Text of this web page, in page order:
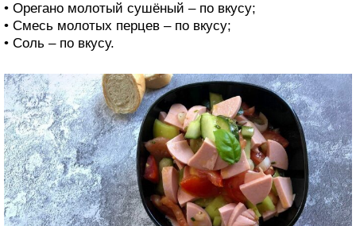
• Орегано молотый сушёный – по вкусу;
• Смесь молотых перцев – по вкусу;
• Соль – по вкусу.